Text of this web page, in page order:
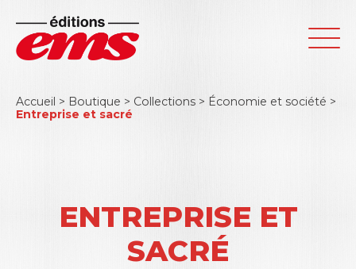
Accueil > Boutique > Collections > Économie et société >
Entreprise et sacré
ENTREPRISE ET
SACRÉ